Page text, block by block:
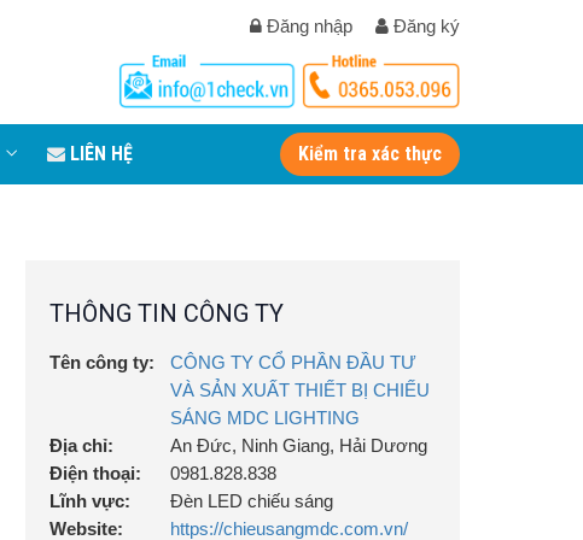
Đăng nhập Đăng ký
LIÊN HỆ Kiểm tra xác thực
THÔNG TIN CÔNG TY
Tên công ty:
CÔNG TY CỔ PHẦN ĐẦU TƯ
VÀ SẢN XUẤT THIẾT BỊ CHIẾU
SÁNG MDC LIGHTING
Địa chỉ:
An Đức, Ninh Giang, Hải Dương
Điện thoại:
0981.828.838
Lĩnh vực:
Đèn LED chiếu sáng
Website:
https://chieusangmdc.com.vn/